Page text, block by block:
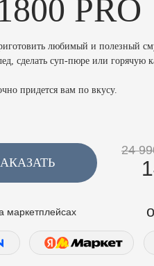
PRO
любимый и полезный
сделать суп-пюре или горячую
придется вам по вкусу.
маркетплейсах
24